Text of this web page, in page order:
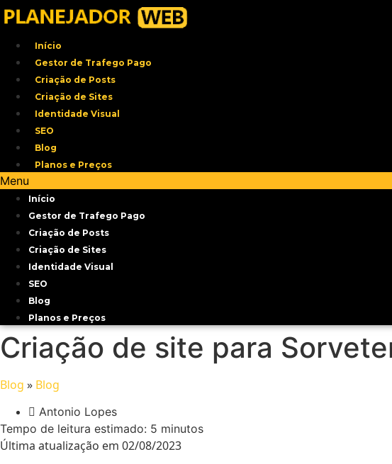
Ir
para
conteúdo
Início
Gestor de Trafego Pago
Criação de Posts
Criação de Sites
Identidade Visual
SEO
Blog
Planos e Preços
Menu
Início
Gestor de Trafego Pago
Criação de Posts
Criação de Sites
Identidade Visual
SEO
Blog
Planos e Preços
Criação de site para
Blog » Blog
Antonio Lopes
Tempo de leitura estimado: 5 minutos
Última atualização em 02/08/2023